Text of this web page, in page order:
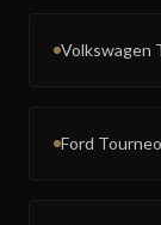
Volkswagen
Ford